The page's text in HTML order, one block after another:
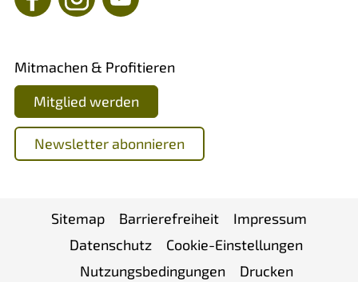
Mitmachen & Profitieren
Mitglied werden
Newsletter abonnieren
Sitemap Barrierefreiheit
Impressum
Datenschutz
Cookie-Einstellungen
Nutzungsbedingungen
Drucken